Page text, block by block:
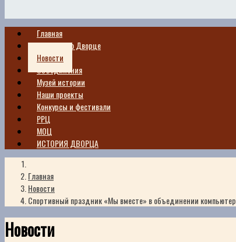
Главная
Сведения о Дворце
Новости
Объединения
Музей истории
Наши проекты
Конкурсы и фестивали
РРЦ
МОЦ
ИСТОРИЯ ДВОРЦА
Главная
Новости
Спортивный праздник «Мы вместе» в объединении
Новости